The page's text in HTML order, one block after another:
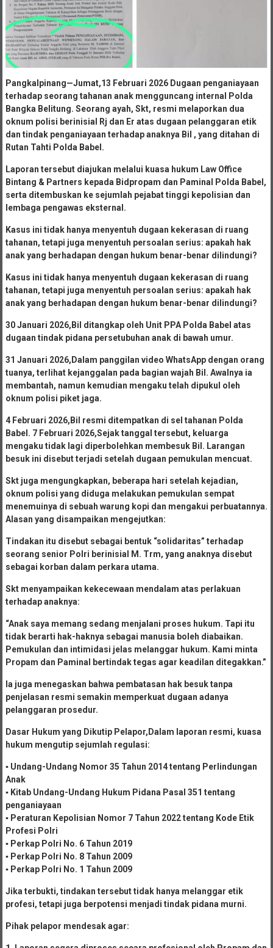
Pangkalpinang—Jumat,13 Februari 2026 Dugaan penganiayaan
terhadap seorang tahanan anak mengguncang internal Polda
Bangka Belitung. Seorang ayah, Skt, resmi melaporkan dua
oknum polisi berinisial Rj dan Er atas dugaan pelanggaran etik
dan tindak penganiayaan terhadap anaknya Bil , yang ditahan di
Rutan Tahti Polda Babel.
Laporan tersebut diajukan melalui kuasa hukum Law Office
Bintang & Partners kepada Bidpropam dan Paminal Polda Babel,
serta ditembuskan ke sejumlah pejabat tinggi kepolisian dan
lembaga pengawas eksternal.
Kasus ini tidak hanya menyentuh dugaan kekerasan di ruang
tahanan, tetapi juga menyentuh persoalan serius: apakah hak
anak yang berhadapan dengan hukum benar-benar dilindungi?
Kasus ini tidak hanya menyentuh dugaan kekerasan di ruang
tahanan, tetapi juga menyentuh persoalan serius: apakah hak
anak yang berhadapan dengan hukum benar-benar dilindungi?
30 Januari 2026,Bil ditangkap oleh Unit PPA Polda Babel atas
dugaan tindak pidana persetubuhan anak di bawah umur.
31 Januari 2026,Dalam panggilan video WhatsApp dengan orang
tuanya, terlihat kejanggalan pada bagian wajah Bil. Awalnya ia
membantah, namun kemudian mengaku telah dipukul oleh
oknum polisi piket jaga.
4 Februari 2026,Bil resmi ditempatkan di sel tahanan Polda
Babel. 7 Februari 2026,Sejak tanggal tersebut, keluarga
mengaku tidak lagi diperbolehkan membesuk Bil. Larangan
besuk ini disebut terjadi setelah dugaan pemukulan mencuat.
Skt juga mengungkapkan, beberapa hari setelah kejadian,
oknum polisi yang diduga melakukan pemukulan sempat
menemuinya di sebuah warung kopi dan mengakui perbuatannya.
Alasan yang disampaikan mengejutkan:
Tindakan itu disebut sebagai bentuk “solidaritas” terhadap
seorang senior Polri berinisial M. Trm, yang anaknya disebut
sebagai korban dalam perkara utama.
Skt menyampaikan kekecewaan mendalam atas perlakuan
terhadap anaknya:
“Anak saya memang sedang menjalani proses hukum. Tapi itu
tidak berarti hak-haknya sebagai manusia boleh diabaikan.
Pemukulan dan intimidasi jelas melanggar hukum. Kami minta
Propam dan Paminal bertindak tegas agar keadilan ditegakkan.”
Ia juga menegaskan bahwa pembatasan hak besuk tanpa
penjelasan resmi semakin memperkuat dugaan adanya
pelanggaran prosedur.
Dasar Hukum yang Dikutip Pelapor,Dalam laporan resmi, kuasa
hukum mengutip sejumlah regulasi:
▪︎ Undang-Undang Nomor 35 Tahun 2014 tentang Perlindungan
Anak
▪︎ Kitab Undang-Undang Hukum Pidana Pasal 351 tentang
penganiayaan
▪︎ Peraturan Kepolisian Nomor 7 Tahun 2022 tentang Kode Etik
Profesi Polri
▪︎ Perkap Polri No. 6 Tahun 2019
▪︎ Perkap Polri No. 8 Tahun 2009
▪︎ Perkap Polri No. 1 Tahun 2009
Jika terbukti, tindakan tersebut tidak hanya melanggar etik
profesi, tetapi juga berpotensi menjadi tindak pidana murni.
Pihak pelapor mendesak agar: